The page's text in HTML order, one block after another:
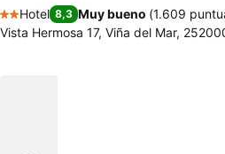
2 Estrellas
Hotel 8,3 Muy bueno (1.609
Vista Hermosa 17, Viña del Mar,